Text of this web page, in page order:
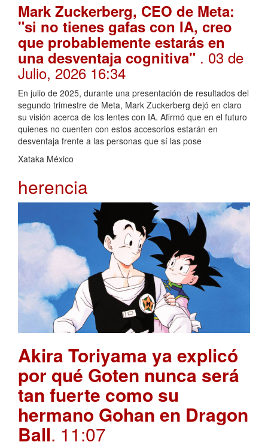
Mark Zuckerberg, CEO de Meta:
"si no tienes gafas con IA, creo
que probablemente estarás en
una desventaja cognitiva" . 03 de
Julio, 2026 16:34
En julio de 2025, durante una presentación de resultados del
segundo trimestre de Meta, Mark Zuckerberg dejó en claro
su visión acerca de los lentes con IA. Afirmó que en el futuro
quienes no cuenten con estos accesorios estarán en
desventaja frente a las personas que sí las pose
Xataka México
herencia
Akira Toriyama ya explicó
por qué Goten nunca será
tan fuerte como su
hermano Gohan en Dragon
Ball. 11:07